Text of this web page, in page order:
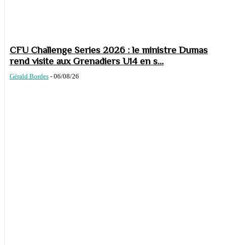
CFU Challenge Series 2026 : le ministre Dumas
rend visite aux Grenadiers U14 en s...
Gérald Bordes - 06/08/26